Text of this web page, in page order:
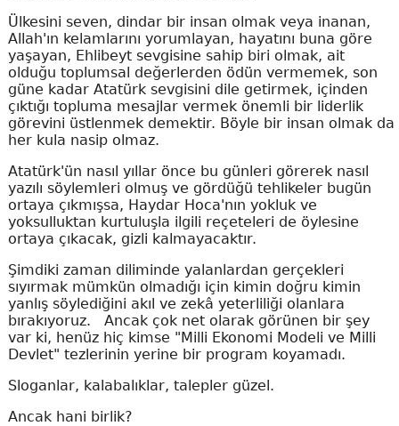
Ülkesini seven, dindar bir insan olmak veya inanan,
Allah'ın kelamlarını yorumlayan, hayatını buna göre
yaşayan, Ehlibeyt sevgisine sahip biri olmak, ait
olduğu toplumsal değerlerden ödün vermemek, son
güne kadar Atatürk sevgisini dile getirmek, içinden
çıktığı topluma mesajlar vermek önemli bir liderlik
görevini üstlenmek demektir. Böyle bir insan olmak da
her kula nasip olmaz.
Atatürk'ün nasıl yıllar önce bu günleri görerek nasıl
yazılı söylemleri olmuş ve gördüğü tehlikeler bugün
ortaya çıkmışsa, Haydar Hoca'nın yokluk ve
yoksulluktan kurtuluşla ilgili reçeteleri de öylesine
ortaya çıkacak, gizli kalmayacaktır.
Şimdiki zaman diliminde yalanlardan gerçekleri
sıyırmak mümkün olmadığı için kimin doğru kimin
yanlış söylediğini akıl ve zekâ yeterliliği olanlara
bırakıyoruz. Ancak çok net olarak görünen bir şey
var ki, henüz hiç kimse "Milli Ekonomi Modeli ve Milli
Devlet" tezlerinin yerine bir program koyamadı.
Sloganlar, kalabalıklar, talepler güzel.
Ancak hani birlik?